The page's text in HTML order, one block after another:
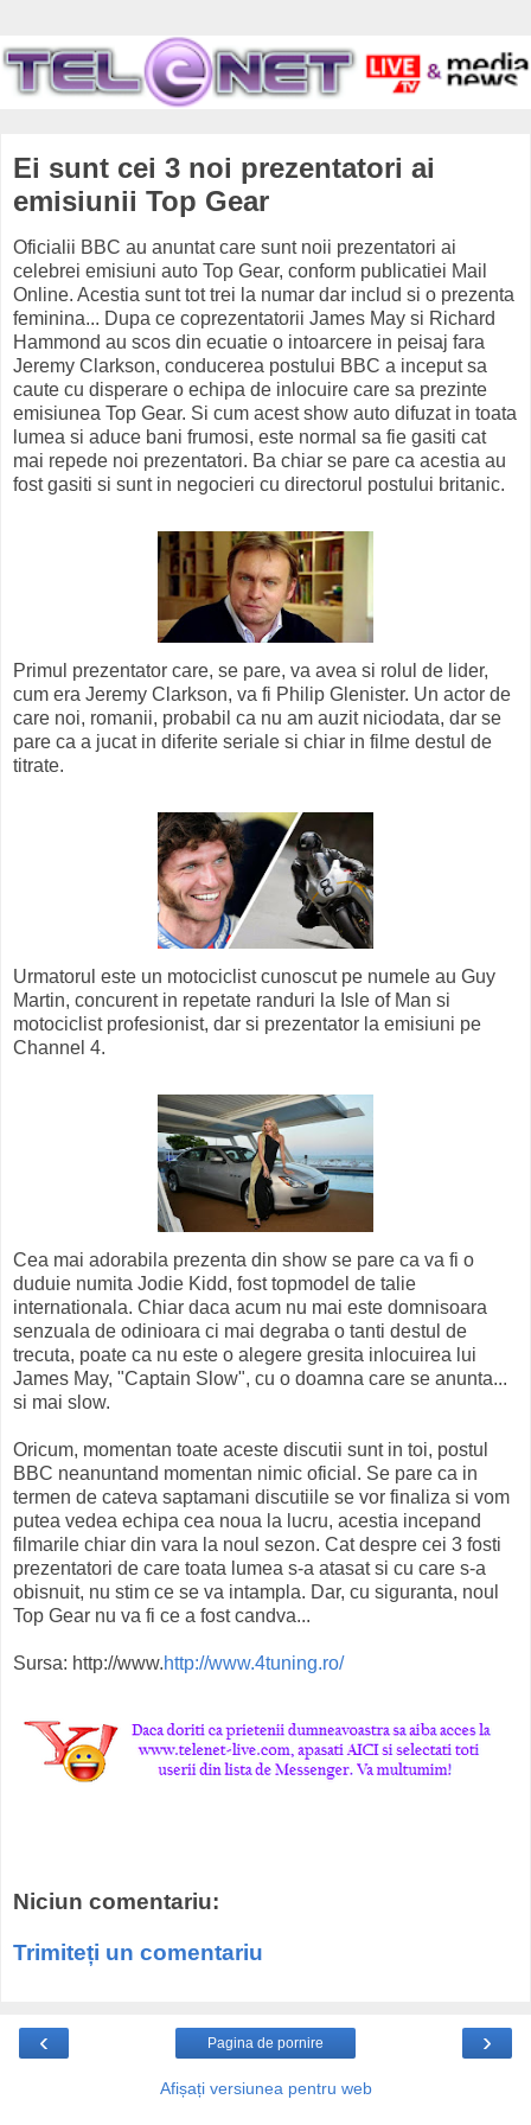
Ei sunt cei 3 noi prezentatori ai
emisiunii Top Gear
Oficialii BBC au anuntat care sunt noii prezentatori ai
celebrei emisiuni auto Top Gear, conform publicatiei Mail
Online. Acestia sunt tot trei la numar dar includ si o prezenta
feminina... Dupa ce coprezentatorii James May si Richard
Hammond au scos din ecuatie o intoarcere in peisaj fara
Jeremy Clarkson, conducerea postului BBC a inceput sa
caute cu disperare o echipa de inlocuire care sa prezinte
emisiunea Top Gear. Si cum acest show auto difuzat in toata
lumea si aduce bani frumosi, este normal sa fie gasiti cat
mai repede noi prezentatori. Ba chiar se pare ca acestia au
fost gasiti si sunt in negocieri cu directorul postului britanic.
Primul prezentator care, se pare, va avea si rolul de lider,
cum era Jeremy Clarkson, va fi Philip Glenister. Un actor de
care noi, romanii, probabil ca nu am auzit niciodata, dar se
pare ca a jucat in diferite seriale si chiar in filme destul de
titrate.
Urmatorul este un motociclist cunoscut pe numele au Guy
Martin, concurent in repetate randuri la Isle of Man si
motociclist profesionist, dar si prezentator la emisiuni pe
Channel 4.
Cea mai adorabila prezenta din show se pare ca va fi o
duduie numita Jodie Kidd, fost topmodel de talie
internationala. Chiar daca acum nu mai este domnisoara
senzuala de odinioara ci mai degraba o tanti destul de
trecuta, poate ca nu este o alegere gresita inlocuirea lui
James May, "Captain Slow", cu o doamna care se anunta...
si mai slow.
Oricum, momentan toate aceste discutii sunt in toi, postul
BBC neanuntand momentan nimic oficial. Se pare ca in
termen de cateva saptamani discutiile se vor finaliza si vom
putea vedea echipa cea noua la lucru, acestia incepand
filmarile chiar din vara la noul sezon. Cat despre cei 3 fosti
prezentatori de care toata lumea s-a atasat si cu care s-a
obisnuit, nu stim ce se va intampla. Dar, cu siguranta, noul
Top Gear nu va fi ce a fost candva...
Sursa: http://www.http://www.4tuning.ro/
Niciun comentariu:
Trimiteți un comentariu
‹ ›
Pagina de pornire
Afișați versiunea pentru web